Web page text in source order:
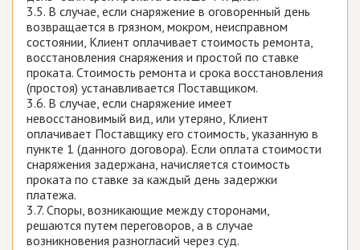
3.5. В случае, если снаряжение в оговоренный день
возвращается в грязном, мокром, неисправном
состоянии, Клиент оплачивает стоимость ремонта,
восстановления снаряжения и простой по ставке
проката. Стоимость ремонта и срока восстановления
(простоя) устанавливается Поставщиком.
3.6. В случае, если снаряжение имеет
невосстановимый вид, или утеряно, Клиент
оплачивает Поставщику его стоимость, указанную в
пункте 1 (данного договора). Если оплата стоимости
снаряжения задержана, начисляется стоимость
проката по ставке за каждый день задержки
платежа.
3.7. Споры, возникающие между сторонами,
решаются путем переговоров, а в случае
возникновения разногласий через суд.